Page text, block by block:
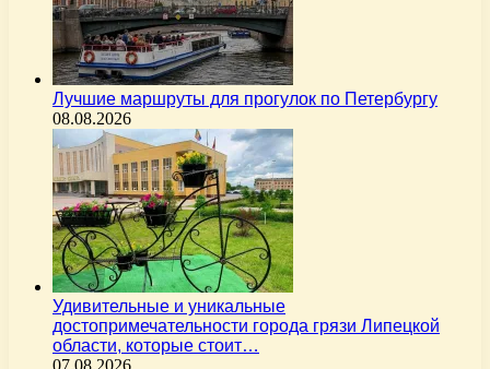
Лучшие маршруты для прогулок по Петербургу
08.08.2026
Удивительные и уникальные
достопримечательности города грязи Липецкой
области, которые стоит…